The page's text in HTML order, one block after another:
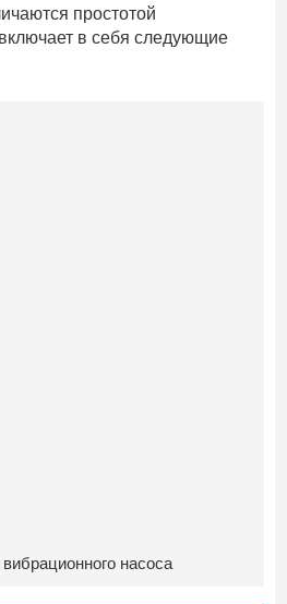
простотой
в себя следующие
насоса